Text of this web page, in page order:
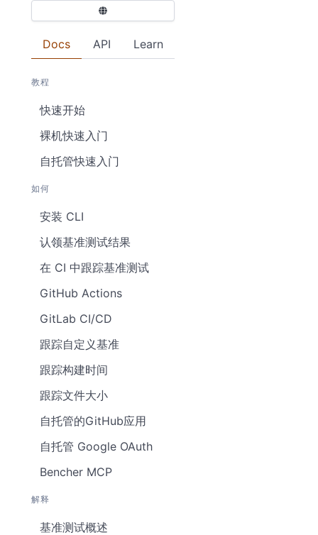
Docs API Learn
教程
快速开始
裸机快速入门
自托管快速入门
如何
安装 CLI
认领基准测试结果
在 CI 中跟踪基准测试
GitHub Actions
GitLab CI/CD
跟踪自定义基准
跟踪构建时间
跟踪文件大小
自托管的GitHub应用
自托管 Google OAuth
Bencher MCP
解释
基准测试概述